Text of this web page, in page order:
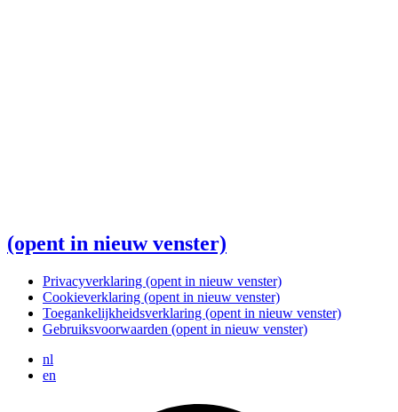
(opent in nieuw venster)
Privacyverklaring (opent in nieuw venster)
Cookieverklaring (opent in nieuw venster)
Toegankelijkheidsverklaring (opent in nieuw venster)
Gebruiksvoorwaarden (opent in nieuw venster)
nl
en